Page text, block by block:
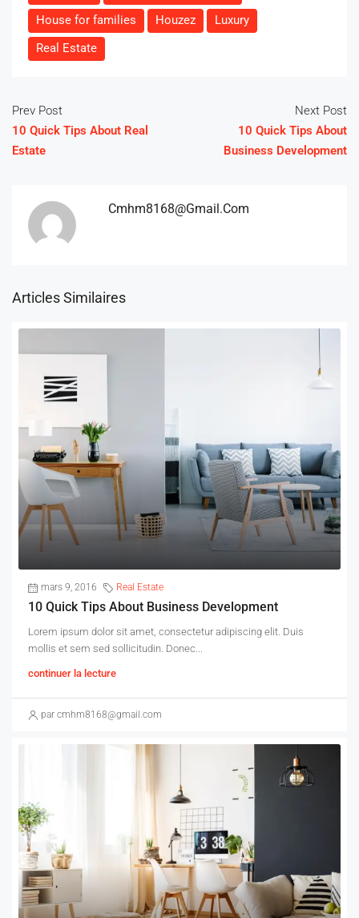
House for families
Houzez
Luxury
Real Estate
Prev Post
10 Quick Tips About Real
Estate
Next Post
10 Quick Tips About
Business Development
Cmhm8168@gmail.com
Articles Similaires
mars 9, 2016 Real Estate
10 Quick Tips About Business Development
Lorem ipsum dolor sit amet, consectetur adipiscing elit. Duis
mollis et sem sed sollicitudin. Donec...
continuer la lecture
par cmhm8168@gmail.com